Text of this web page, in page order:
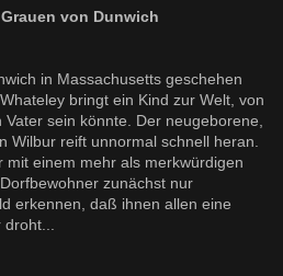
von Dunwich
in Massachusetts geschehen
bringt ein Kind zur Welt, von
sein könnte. Der neugeborene,
Wilbur reift unnormal schnell heran.
mit einem mehr als merkwürdigen
zunächst nur
erkennen, daß ihnen allen eine